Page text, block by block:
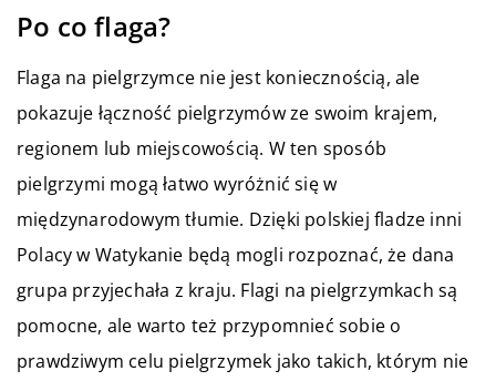
Po co flaga?
Flaga na pielgrzymce nie jest koniecznością, ale
pokazuje łączność pielgrzymów ze swoim krajem,
regionem lub miejscowością. W ten sposób
pielgrzymi mogą łatwo wyróżnić się w
międzynarodowym tłumie. Dzięki polskiej fladze inni
Polacy w Watykanie będą mogli rozpoznać, że dana
grupa przyjechała z kraju. Flagi na pielgrzymkach są
pomocne, ale warto też przypomnieć sobie o
prawdziwym celu pielgrzymek jako takich, którym nie